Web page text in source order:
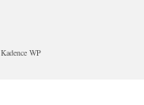
Kadence WP